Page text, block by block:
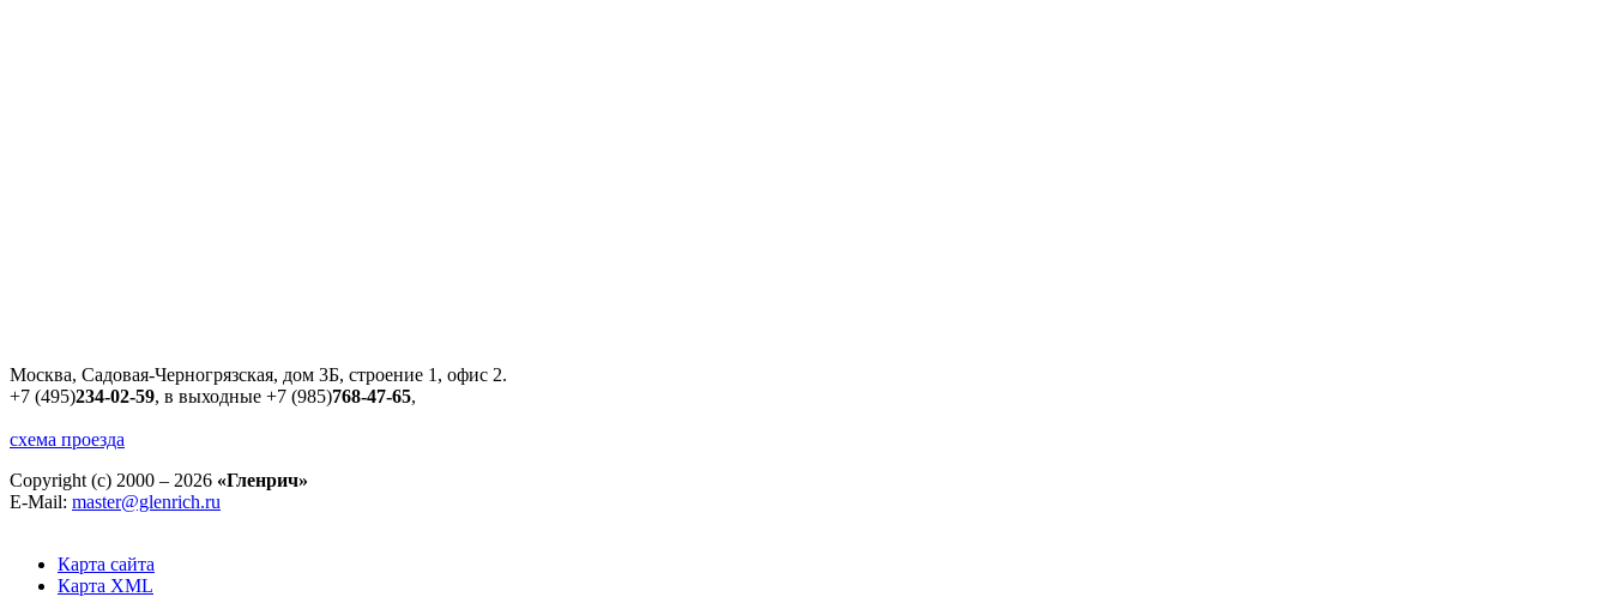
Москва, Садовая-Черногрязская, дом 3Б, строение 1, офис 2.
+7 (495)234-02-59, в выходные +7 (985)768-47-65,
схема проезда
Copyright (c) 2000 – 2026 «Гленрич»
E-Mail: master@glenrich.ru
Карта сайта
Карта XML